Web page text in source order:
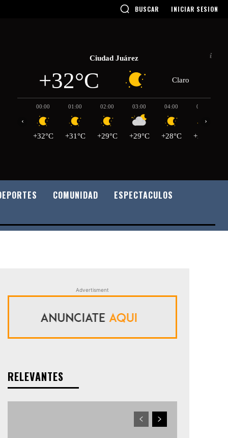
BUSCAR INICIAR SESION
Ciudad Juárez
+32°C Claro
00:00
+32°C
01:00
+31°C
02:00
+29°C
03:00
+29°C
04:00
+28°C
05:00
+27°C
‹ ›
COMUNIDAD
ESPECTACULOS
Advertisment
RELEVANTES